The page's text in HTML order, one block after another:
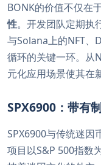
BONK的价值不仅在
性。开发团队定期执
与Solana上的NFT、
循环的关键一环。从
元化应用场景使其在
SPX6900：带有
SPX6900与传统迷因
项目以S&P 500指数